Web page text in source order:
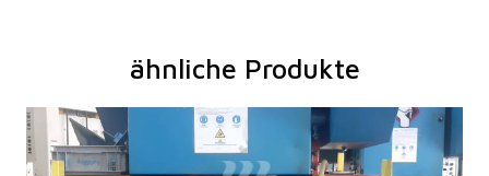
ähnliche Produkte
Baujahr:
2004
Presskraft
130 t
Die Abmessungen des Desktop 600 x 1100 mm